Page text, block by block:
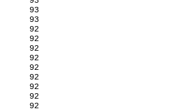
93
93
92
92
92
92
92
92
92
92
92